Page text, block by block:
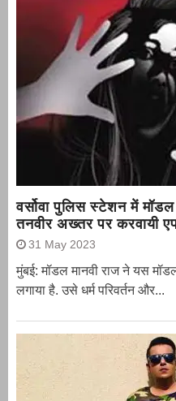
वर्सोवा पुलिस स्टेशन में
तनवीर अख्तर पर करवायी
31 May 2023
मुंबई: मॉडल मानवी राज ने यस
लगाया है. उसे धर्म परिवर्तन और...